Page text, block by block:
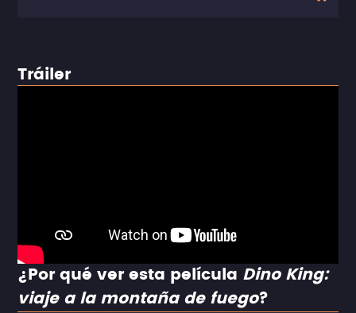
Tráiler
¿Por qué ver esta película Dino King:
viaje a la montaña de fuego?